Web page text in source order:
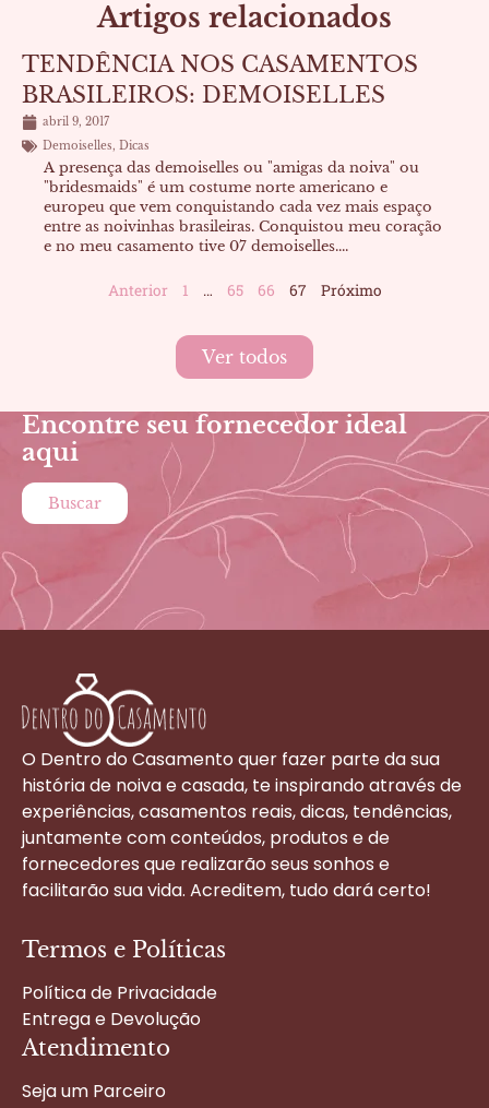
Artigos relacionados
TENDÊNCIA NOS CASAMENTOS
BRASILEIROS: DEMOISELLES
abril 9, 2017
Demoiselles, Dicas
A presença das demoiselles ou "amigas da noiva" ou
"bridesmaids" é um costume norte americano e
europeu que vem conquistando cada vez mais espaço
entre as noivinhas brasileiras. Conquistou meu coração
e no meu casamento tive 07 demoiselles....
Anterior
Página
1 …
Página
65
Página
66
Página
67 Próximo
Ver todos
Encontre seu fornecedor ideal
aqui
Buscar
O Dentro do Casamento quer fazer parte da sua
história de noiva e casada, te inspirando através de
experiências, casamentos reais, dicas, tendências,
juntamente com conteúdos, produtos e de
fornecedores que realizarão seus sonhos e
facilitarão sua vida. Acreditem, tudo dará certo!
Termos e Políticas
Política de Privacidade
Entrega e Devolução
Atendimento
Seja um Parceiro